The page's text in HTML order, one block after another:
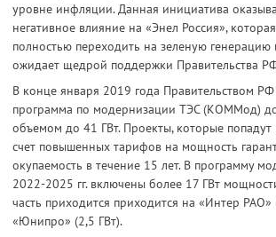
уровне инфляции. Данная инициатива
негативное влияние на «Энел Россия»,
полностью переходить на зеленую генерацию
ожидает щедрой поддержки Правительства
В конце января 2019 года Правительством
программа по модернизации ТЭС (КОММод)
объемом до 41 ГВт. Проекты, которые попадут
счет повышенных тарифов на мощность
окупаемость в течение 15 лет. В программу
2022-2025 гг. включены более 17 ГВт
часть приходится приходится на «Интер РАО»
«Юнипро» (2,5 ГВт).